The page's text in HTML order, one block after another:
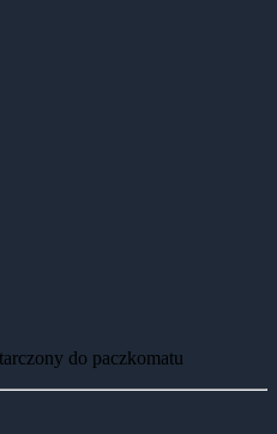
do paczkomatu